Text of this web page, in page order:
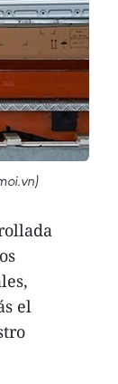
el